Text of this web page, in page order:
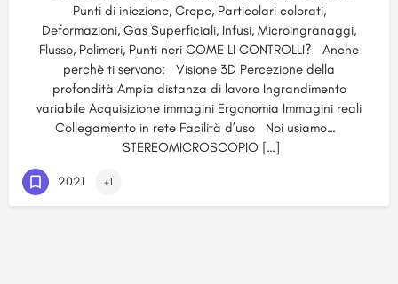
Punti di iniezione, Crepe, Particolari colorati,
Deformazioni, Gas Superficiali, Infusi, Microingranaggi,
Flusso, Polimeri, Punti neri COME LI CONTROLLI? Anche
perchè ti servono: Visione 3D Percezione della
profondità Ampia distanza di lavoro Ingrandimento
variabile Acquisizione immagini Ergonomia Immagini reali
Collegamento in rete Facilità d’uso Noi usiamo…
STEREOMICROSCOPIO […]
2021 +1